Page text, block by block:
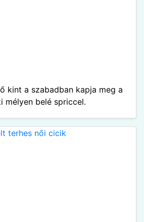
kint a szabadban kapja meg a
mélyen belé spriccel.